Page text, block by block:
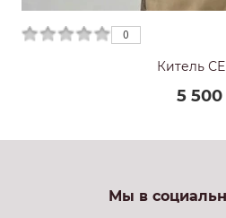
0
0
Китель
5 500
Мы в